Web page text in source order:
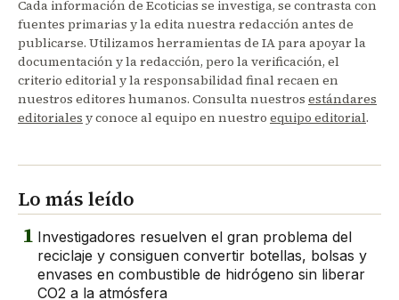
Cada información de Ecoticias se investiga, se contrasta con
fuentes primarias y la edita nuestra redacción antes de
publicarse. Utilizamos herramientas de IA para apoyar la
documentación y la redacción, pero la verificación, el
criterio editorial y la responsabilidad final recaen en
nuestros editores humanos. Consulta nuestros estándares
editoriales y conoce al equipo en nuestro equipo editorial.
Lo más leído
1 Investigadores resuelven el gran problema del
reciclaje y consiguen convertir botellas, bolsas y
envases en combustible de hidrógeno sin liberar
CO2 a la atmósfera